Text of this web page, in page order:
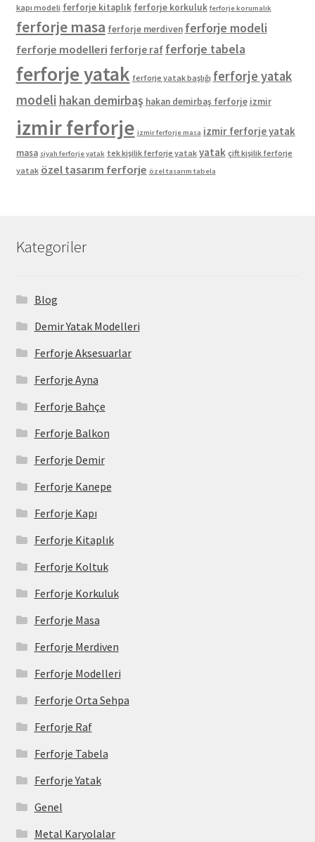
kapı modeli ferforje kitaplık ferforje korkuluk ferforje korumalık
ferforje masa ferforje merdiven ferforje modeli
ferforje modelleri ferforje raf ferforje tabela
ferforje yatak ferforje yatak başlığı ferforje yatak
modeli hakan demirbaş hakan demirbaş ferforje izmir
izmir ferforje izmir ferforje masa izmir ferforje yatak
masa siyah ferforje yatak tek kişilik ferforje yatak yatak çift kişilik ferforje
yatak özel tasarım ferforje özel tasarım tabela
Kategoriler
Blog
Demir Yatak Modelleri
Ferforje Aksesuarlar
Ferforje Ayna
Ferforje Bahçe
Ferforje Balkon
Ferforje Demir
Ferforje Kanepe
Ferforje Kapı
Ferforje Kitaplık
Ferforje Koltuk
Ferforje Korkuluk
Ferforje Masa
Ferforje Merdiven
Ferforje Modelleri
Ferforje Orta Sehpa
Ferforje Raf
Ferforje Tabela
Ferforje Yatak
Genel
Metal Karyolalar